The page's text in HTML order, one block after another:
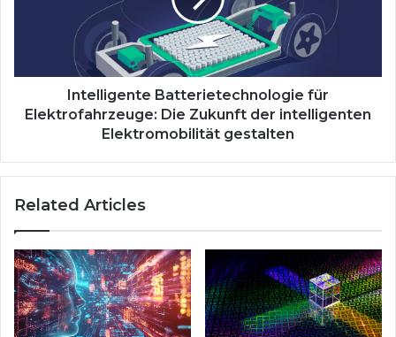
Elektromobilität
Intelligente Batterietechnologie für
Elektrofahrzeuge: Die Zukunft der intelligenten
Elektromobilität gestalten
Related Articles